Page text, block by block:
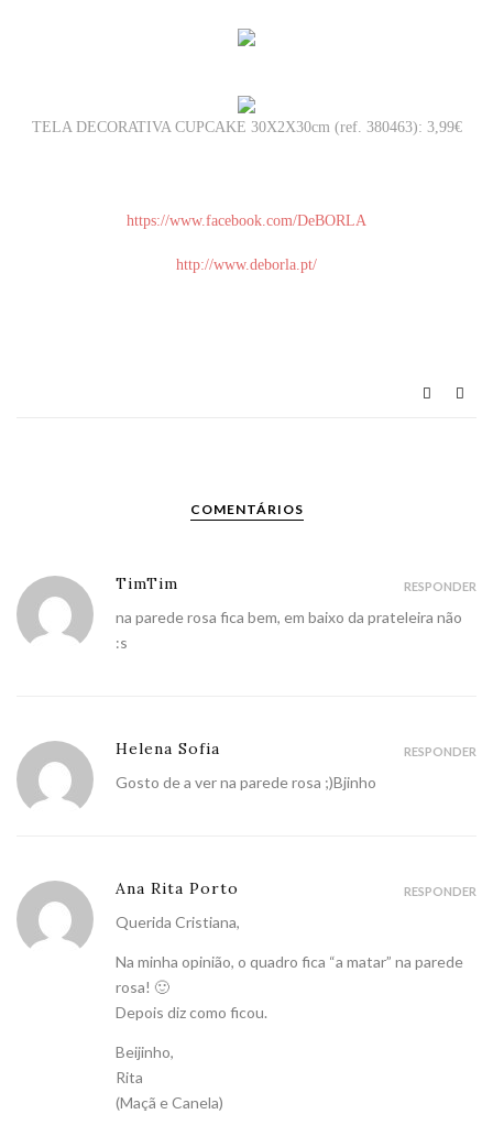
TELA DECORATIVA CUPCAKE 30X2X30cm (ref. 380463): 3,99€
https://www.facebook.com/DeBORLA
http://www.deborla.pt/
COMENTÁRIOS
TimTim
na parede rosa fica bem, em baixo da prateleira não
:s
RESPONDER
Helena Sofia
Gosto de a ver na parede rosa ;)Bjinho
RESPONDER
Ana Rita Porto
Querida Cristiana,
Na minha opinião, o quadro fica “a matar” na parede
rosa! 🙂
Depois diz como ficou.
Beijinho,
Rita
(Maçã e Canela)
RESPONDER